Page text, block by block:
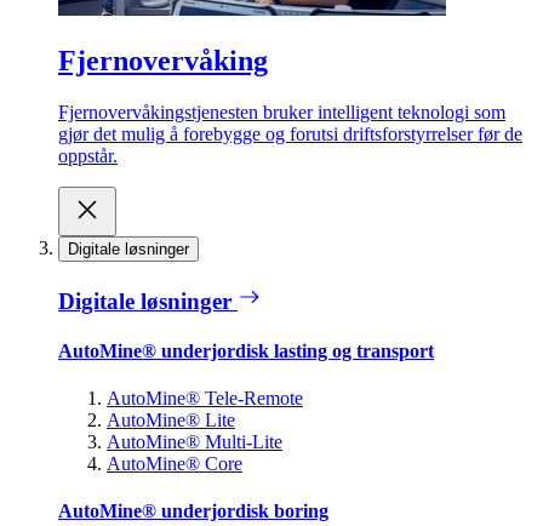
Fjernovervåking
Fjernovervåkingstjenesten bruker intelligent teknologi som
gjør det mulig å forebygge og forutsi driftsforstyrrelser før de
oppstår.
Digitale løsninger
Digitale løsninger
AutoMine® underjordisk lasting og transport
AutoMine® Tele-Remote
AutoMine® Lite
AutoMine® Multi-Lite
AutoMine® Core
AutoMine® underjordisk boring